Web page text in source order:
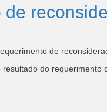
de
resultado do requerimento